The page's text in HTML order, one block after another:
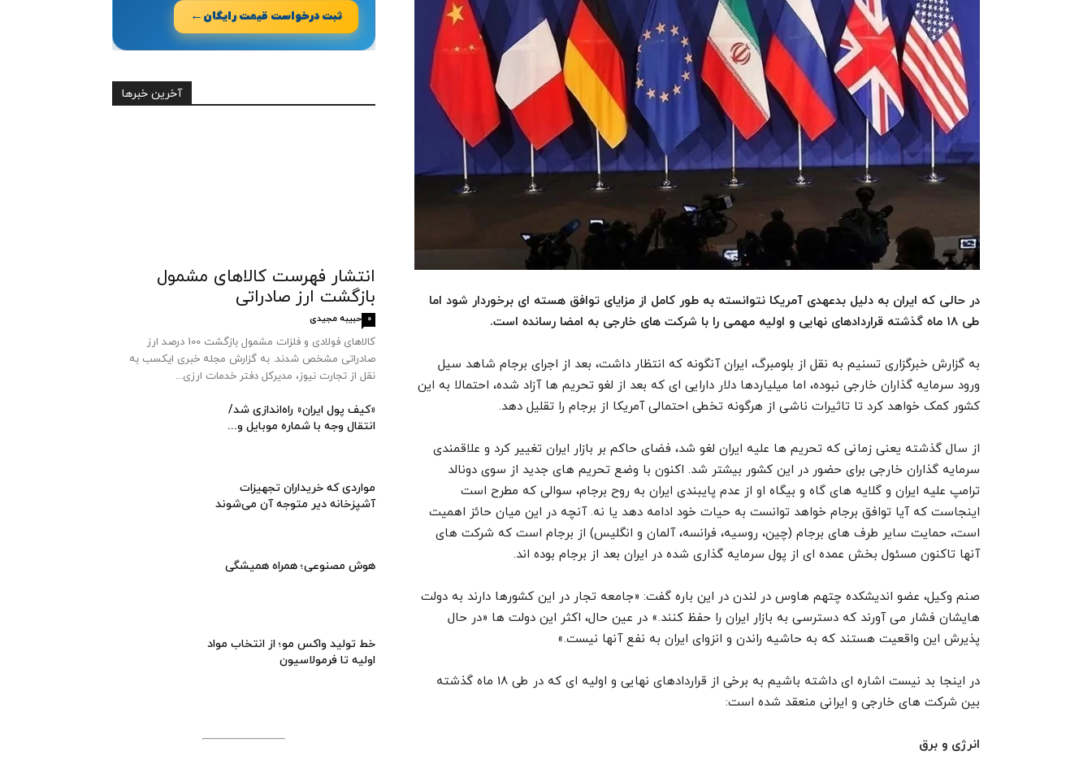
در حالی که ایران به دلیل بدعهدی آمریکا نتوانسته به طور کامل از مزایای توافق هسته ای برخوردار شود اما
طی ۱۸ ماه گذشته قراردادهای نهایی و اولیه مهمی را با شرکت های خارجی به امضا رسانده است.
به گزارش خبرگزاری تسنیم به نقل از بلومبرگ، ایران آنگونه که انتظار داشت، بعد از اجرای برجام شاهد سیل
ورود سرمایه گذاران خارجی نبوده، اما میلیاردها دلار دارایی ای که بعد از لغو تحریم ها آزاد شده، احتمالا به این
کشور کمک خواهد کرد تا تاثیرات ناشی از هرگونه تخطی احتمالی آمریکا از برجام را تقلیل دهد.
از سال گذشته یعنی زمانی که تحریم ها علیه ایران لغو شد، فضای حاکم بر بازار ایران تغییر کرد و علاقمندی
سرمایه گذاران خارجی برای حضور در این کشور بیشتر شد. اکنون با وضع تحریم های جدید از سوی دونالد
ترامپ علیه ایران و گلایه های گاه و بیگاه او از عدم پایبندی ایران به روح برجام، سوالی که مطرح است
اینجاست که آیا توافق برجام خواهد توانست به حیات خود ادامه دهد یا نه. آنچه در این میان حائز اهمیت
است، حمایت سایر طرف های برجام (چین، روسیه، فرانسه، آلمان و انگلیس) از برجام است که شرکت های
آنها تاکنون مسئول بخش عمده ای از پول سرمایه گذاری شده در ایران بعد از برجام بوده اند.
صنم وکیل، عضو اندیشکده چتهم هاوس در لندن در این باره گفت: «جامعه تجار در این کشورها دارند به دولت
هایشان فشار می آورند که دسترسی به بازار ایران را حفظ کنند.» در عین حال، اکثر این دولت ها «در حال
پذیرش این واقعیت هستند که به حاشیه راندن و انزوای ایران به نفع آنها نیست.»
در اینجا بد نیست اشاره ای داشته باشیم به برخی از قراردادهای نهایی و اولیه ای که در طی 18 ماه گذشته
بین شرکت های خارجی و ایرانی منعقد شده است:
انرژی و برق
ثبت درخواست قیمت رایگان ←
آخرین خبرها
انتشار فهرست کالاهای مشمول
بازگشت ارز صادراتی
حبیبه مجیدی 0
کالاهای فولادی و فلزات مشمول بازگشت 100 درصد ارز
صادراتی مشخص شدند. به گزارش مجله خبری ایکسب به
نقل از تجارت نیوز، مدیرکل دفتر خدمات ارزی...
«کیف پول ایران» راه‌اندازی شد/
انتقال وجه با شماره موبایل و...
مواردی که خریداران تجهیزات
آشپزخانه دیر متوجه آن می‌شوند
هوش مصنوعی؛ همراه همیشگی
خط تولید واکس مو؛ از انتخاب مواد
اولیه تا فرمولاسیون